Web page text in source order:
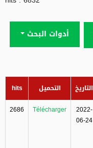
أدوات البحث
التاريخ التحميل
hits
2022-
06-24
Télécharger
2686